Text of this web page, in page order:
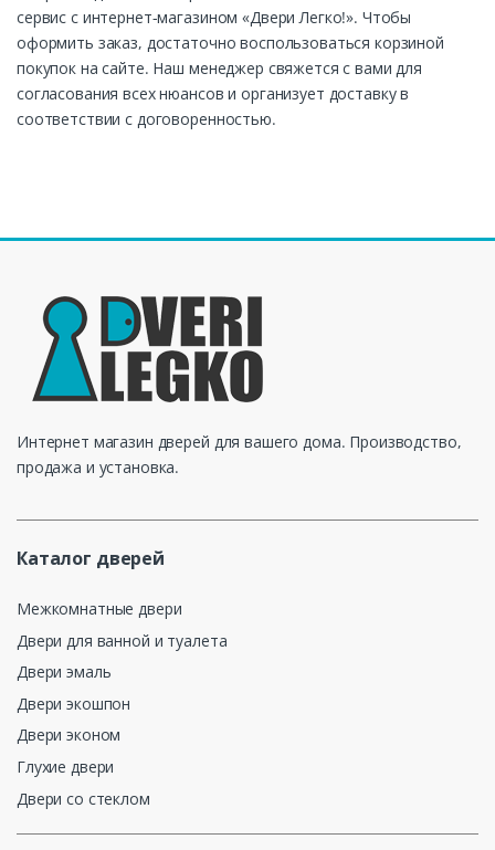
сервис с интернет-магазином «Двери Легко!». Чтобы
оформить заказ, достаточно воспользоваться корзиной
покупок на сайте. Наш менеджер свяжется с вами для
согласования всех нюансов и организует доставку в
соответствии с договоренностью.
Интернет магазин дверей для вашего дома. Производство,
продажа и установка.
Каталог дверей
Межкомнатные двери
Двери для ванной и туалета
Двери эмаль
Двери экошпон
Двери эконом
Глухие двери
Двери со стеклом